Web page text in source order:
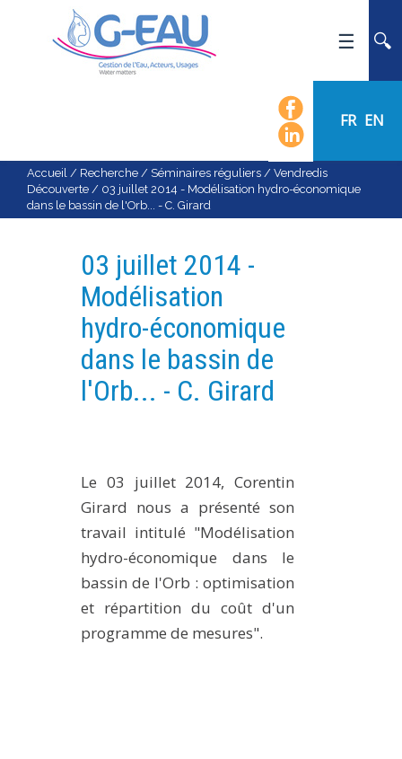
FR EN
ACTUALITÉS
AGENDA
CALENDRIER DES ÉVÈNEMENTS
ORGANIGRAMME
LISTE DU PERSONNEL
LES ÉQUIPES
RECHERCHE
PROJETS EN COURS
PROJETS TERMINÉS
SÉMINAIRES RÉGULIERS
FORMATION
Accueil / Recherche / Séminaires réguliers / Vendredis
Découverte / 03 juillet 2014 - Modélisation hydro-économique
dans le bassin de l'Orb... - C. Girard
03 juillet 2014 -
Modélisation
hydro-économique
dans le bassin de
l'Orb... - C. Girard
Le 03 juillet 2014, Corentin
Girard nous a présenté son
travail intitulé "Modélisation
hydro-économique dans le
bassin de l'Orb : optimisation
et répartition du coût d'un
programme de mesures".